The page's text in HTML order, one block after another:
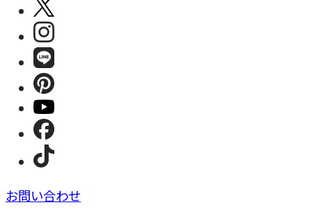
お問い合わせ